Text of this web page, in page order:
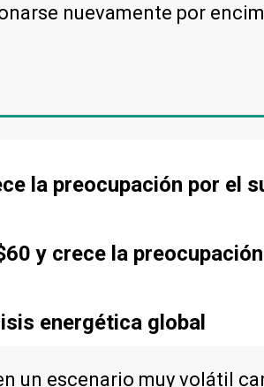
nuevamente por
la preocupación por el
y crece la
energética global
un escenario muy volátil